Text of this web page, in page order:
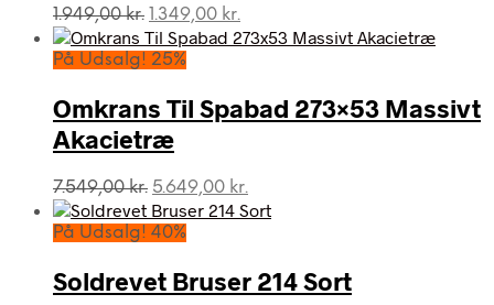
1.949,00kr. Den
oprindelige
pris
1.949,00 kr..
1.349,00 kr.
aktuelle
1.349,00 kr..
På Udsalg! 25%
Omkrans Til Spabad 273×53 Massivt
Akacietræ
7.549,00kr. Den
oprindelige
pris
7.549,00 kr..
5.649,00 kr.
aktuelle
5.649,00 kr..
På Udsalg! 40%
Soldrevet Bruser 214 Sort